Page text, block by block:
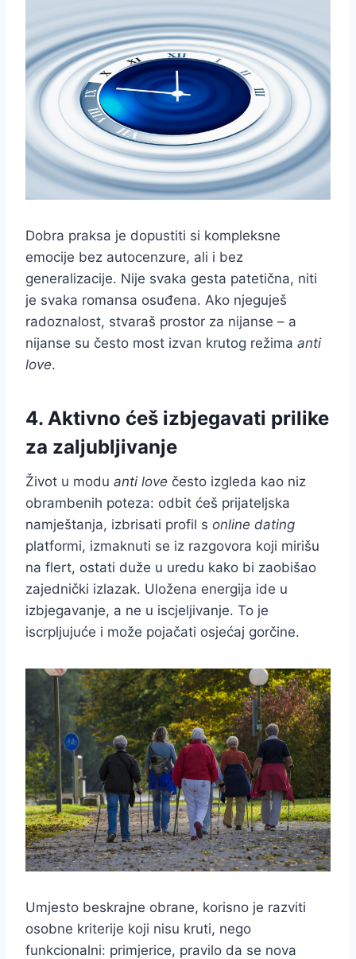
Dobra praksa je dopustiti si kompleksne
emocije bez autocenzure, ali i bez
generalizacije. Nije svaka gesta patetična, niti
je svaka romansa osuđena. Ako njeguješ
radoznalost, stvaraš prostor za nijanse – a
nijanse su često most izvan krutog režima anti
love.
4. Aktivno ćeš izbjegavati prilike
za zaljubljivanje
Život u modu anti love često izgleda kao niz
obrambenih poteza: odbit ćeš prijateljska
namještanja, izbrisati profil s online dating
platformi, izmaknuti se iz razgovora koji mirišu
na flert, ostati duže u uredu kako bi zaobišao
zajednički izlazak. Uložena energija ide u
izbjegavanje, a ne u iscjeljivanje. To je
iscrpljujuće i može pojačati osjećaj gorčine.
Umjesto beskrajne obrane, korisno je razviti
osobne kriterije koji nisu kruti, nego
funkcionalni: primjerice, pravilo da se nova